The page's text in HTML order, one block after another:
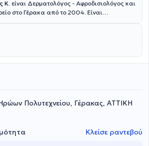
Κ. είναι Δερματολόγος - Αφροδισιολόγος και
στο Γέρακα από το 2004. Είναι
και ειδικεύτηκε στη Δερματολογία -
Γενικό Νοσοκομείο Πατρών.
στην κλινική δερματολογία, στα
εφαρμογές laser. Τέλος, ο γιατρός είναι
Εταιρείας.
Πολυτεχνείου, Γέρακας, ΑΤΤΙΚΗ
Κλείσε ραντεβού